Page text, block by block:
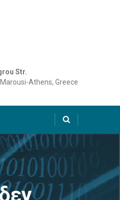
Str.
Athens, Greece